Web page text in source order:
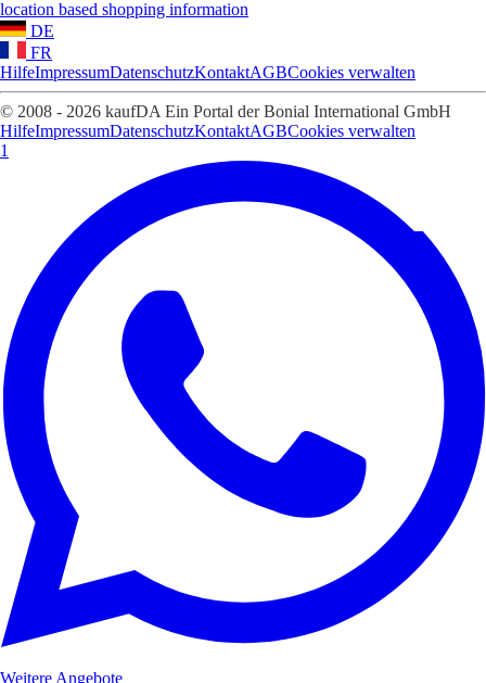
location based shopping information
DE
FR
HilfeImpressumDatenschutzKontaktAGBCookies verwalten
© 2008 - 2026 kaufDA Ein Portal der Bonial International GmbH
HilfeImpressumDatenschutzKontaktAGBCookies verwalten
1
Weitere Angebote